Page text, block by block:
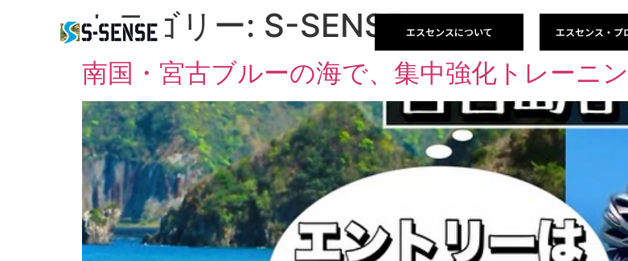
エスセンスについて エスセンス・プ
カテゴリー: S-SENSE
南国・宮古ブルーの海で、集中強化トレーニ